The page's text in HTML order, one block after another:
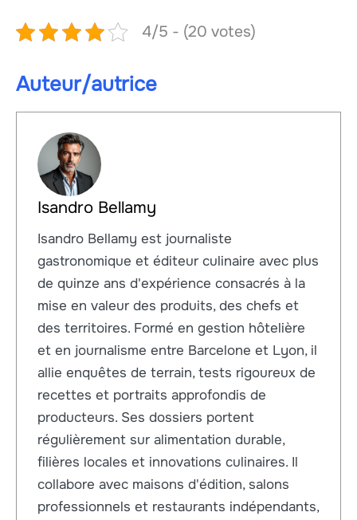
4/5 - (20 votes)
Auteur/autrice
Isandro Bellamy
Isandro Bellamy est journaliste
gastronomique et éditeur culinaire avec plus
de quinze ans d'expérience consacrés à la
mise en valeur des produits, des chefs et
des territoires. Formé en gestion hôtelière
et en journalisme entre Barcelone et Lyon, il
allie enquêtes de terrain, tests rigoureux de
recettes et portraits approfondis de
producteurs. Ses dossiers portent
régulièrement sur alimentation durable,
filières locales et innovations culinaires. Il
collabore avec maisons d'édition, salons
professionnels et restaurants indépendants,